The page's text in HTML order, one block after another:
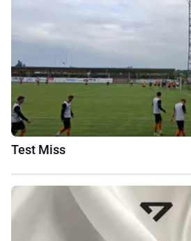
Test Miss